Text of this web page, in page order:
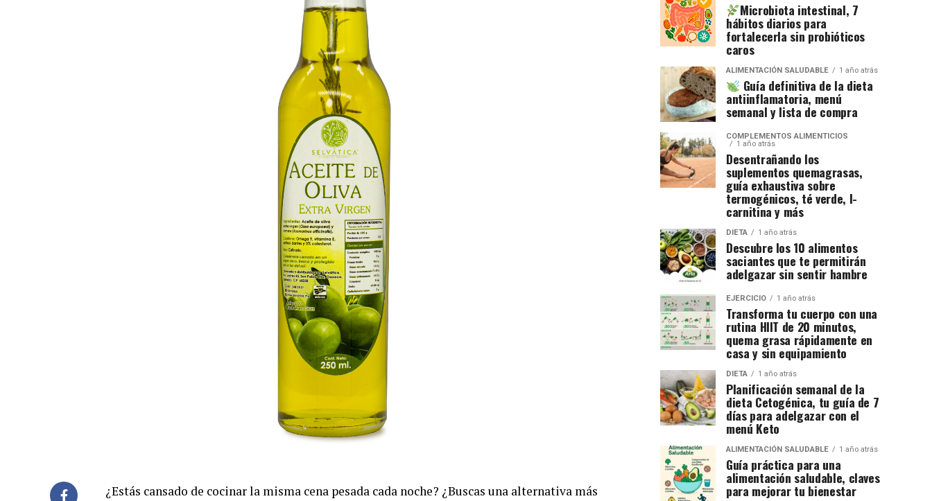
¿Estás cansado de cocinar la misma cena pesada cada noche? ¿Buscas una alternativa más
Microbiota intestinal, 7
hábitos diarios para
fortalecerla sin probióticos
caros
ALIMENTACIÓN SALUDABLE 1 año atrás
Guía definitiva de la dieta
antiinflamatoria, menú
semanal y lista de compra
COMPLEMENTOS ALIMENTICIOS
1 año atrás
Desentrañando los
suplementos quemagrasas,
guía exhaustiva sobre
termogénicos, té verde, l-
carnitina y más
DIETA 1 año atrás
Descubre los 10 alimentos
saciantes que te permitirán
adelgazar sin sentir hambre
EJERCICIO 1 año atrás
Transforma tu cuerpo con una
rutina HIIT de 20 minutos,
quema grasa rápidamente en
casa y sin equipamiento
DIETA 1 año atrás
Planificación semanal de la
dieta Cetogénica, tu guía de 7
días para adelgazar con el
menú Keto
ALIMENTACIÓN SALUDABLE 1 año atrás
Guía práctica para una
alimentación saludable, claves
para mejorar tu bienestar